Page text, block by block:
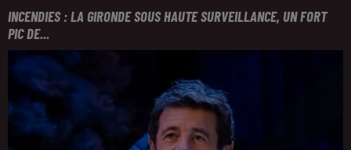
INCENDIES : LA GIRONDE SOUS HAUTE SURVEILLANCE, UN FORT
PIC DE...